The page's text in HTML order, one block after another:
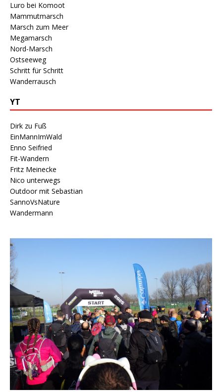
Luro bei Komoot
Mammutmarsch
Marsch zum Meer
Megamarsch
Nord-Marsch
Ostseeweg
Schritt für Schritt
Wanderrausch
YT
Dirk zu Fuß
EinMannImWald
Enno Seifried
Fit-Wandern
Fritz Meinecke
Nico unterwegs
Outdoor mit Sebastian
SannoVsNature
Wandermann